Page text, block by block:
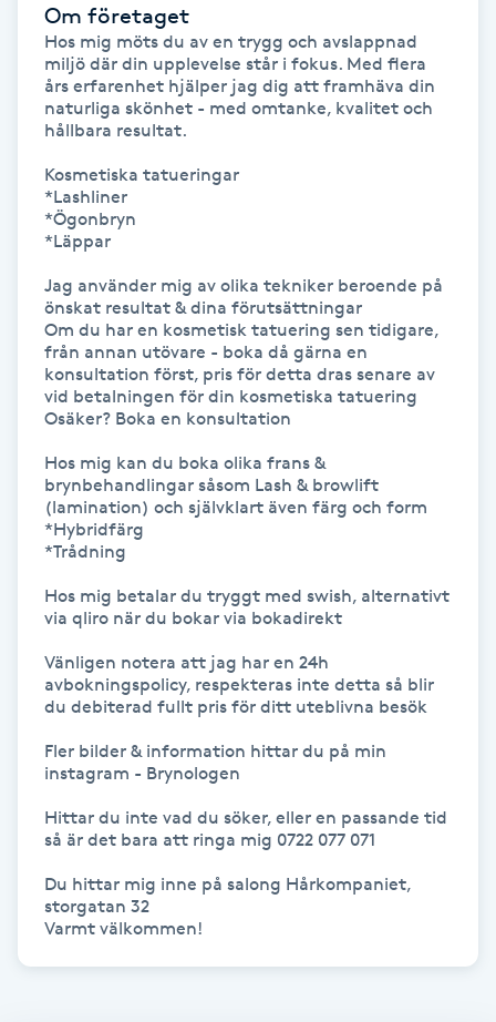
Friskvård
Friskvårdsmassage
Funktionsanalys
Färgning
Föning
Gel naglar
Gelenaglar
Gellack
Gellack med förstärkning
Gravidmassage
Om företaget
Hos mig möts du av en trygg och avslappnad
miljö där din upplevelse står i fokus. Med flera
års erfarenhet hjälper jag dig att framhäva din
naturliga skönhet - med omtanke, kvalitet och
hållbara resultat.
Kosmetiska tatueringar
*Lashliner
*Ögonbryn
*Läppar
Jag använder mig av olika tekniker beroende på
önskat resultat & dina förutsättningar
Om du har en kosmetisk tatuering sen tidigare,
från annan utövare - boka då gärna en
konsultation först, pris för detta dras senare av
vid betalningen för din kosmetiska tatuering
Osäker? Boka en konsultation
Hos mig kan du boka olika frans &
brynbehandlingar såsom Lash & browlift
(lamination) och självklart även färg och form
*Hybridfärg
*Trådning
Hos mig betalar du tryggt med swish, alternativt
via qliro när du bokar via bokadirekt
Vänligen notera att jag har en 24h
avbokningspolicy, respekteras inte detta så blir
du debiterad fullt pris för ditt uteblivna besök
Fler bilder & information hittar du på min
instagram - Brynologen
Hittar du inte vad du söker, eller en passande tid
så är det bara att ringa mig 0722 077 071
Du hittar mig inne på salong Hårkompaniet,
storgatan 32
Varmt välkommen!